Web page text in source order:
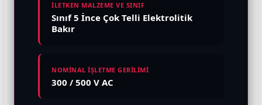
İLETKEN MALZEME VE SINIF
Sınıf 5 İnce Çok Telli Elektrolitik
Bakır
NOMİNAL İŞLETME GERİLİMİ
300 / 500 V AC